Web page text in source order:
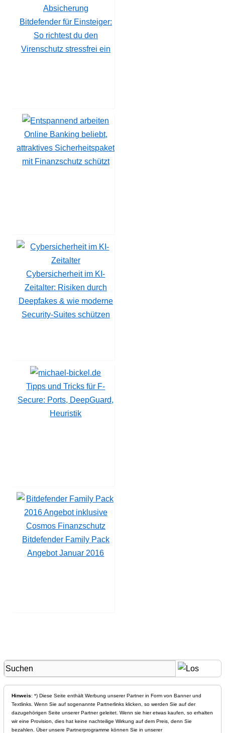
Bitdefender für Einsteiger:
So richtest du den
Virenschutz stressfrei ein
Online Banking beliebt,
attraktives Sicherheitspaket
mit Finanzschutz schützt
Cybersicherheit im KI-
Zeitalter: Risiken durch
Deepfakes & wie moderne
Security-Suites schützen
Tipps und Tricks für F-
Secure: Ports, DeepGuard,
Heuristik
Bitdefender Family Pack
Angebot Januar 2016
Hinweis: *) Diese Seite enthält Werbung unserer Partner in Form von Banner und
Textlinks. Wenn Sie auf sogenannte Partnerlinks klicken, so werden Sie auf der
dazugehörigen Seite unserer Partner geleitet. Wenn sie hier etwas kaufen, so erhalten
wir eine Provision, dies hat keine nachteilige Wirkung auf dem Preis, denn Sie
bezahlen. Über unsere Partnerprogramme können Sie in unserer